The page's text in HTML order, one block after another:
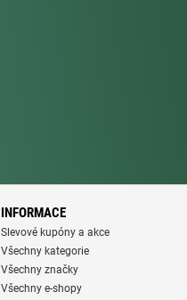
INFORMACE
Slevové kupóny a akce
Všechny kategorie
Všechny značky
Všechny e-shopy